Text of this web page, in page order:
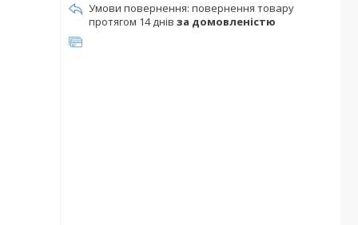
повернення товару
протягом 14 днів за домовленістю